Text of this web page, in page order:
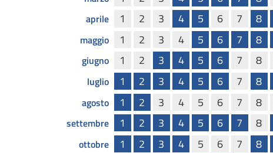
aprile 1 2 3 4 5 6 7 8
maggio 1 2 3 4 5 6 7 8
giugno 1 2 3 4 5 6 7 8
luglio 1 2 3 4 5 6 7 8
agosto 1 2 3 4 5 6 7 8
settembre 1 2 3 4 5 6 7 8
ottobre 1 2 3 4 5 6 7 8